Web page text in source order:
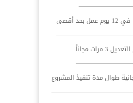
بحد أقصى
3 مرات مجاناً
طوال مدة تنفيذ المشروع